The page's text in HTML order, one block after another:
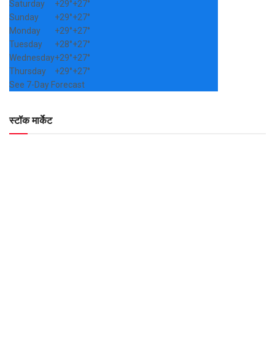
Saturday
+29°+27°
Sunday
+29°+27°
Monday
+29°+27°
Tuesday
+28°+27°
Wednesday+29°+27°
Thursday
+29°+27°
See 7-Day Forecast
स्टॉक मार्केट